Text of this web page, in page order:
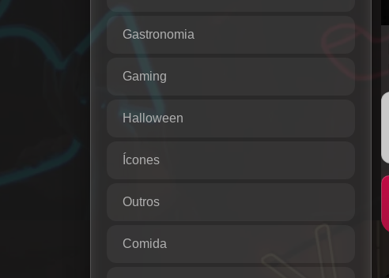
Gastronomia
Gaming
Halloween
Ícones
Outros
Comida